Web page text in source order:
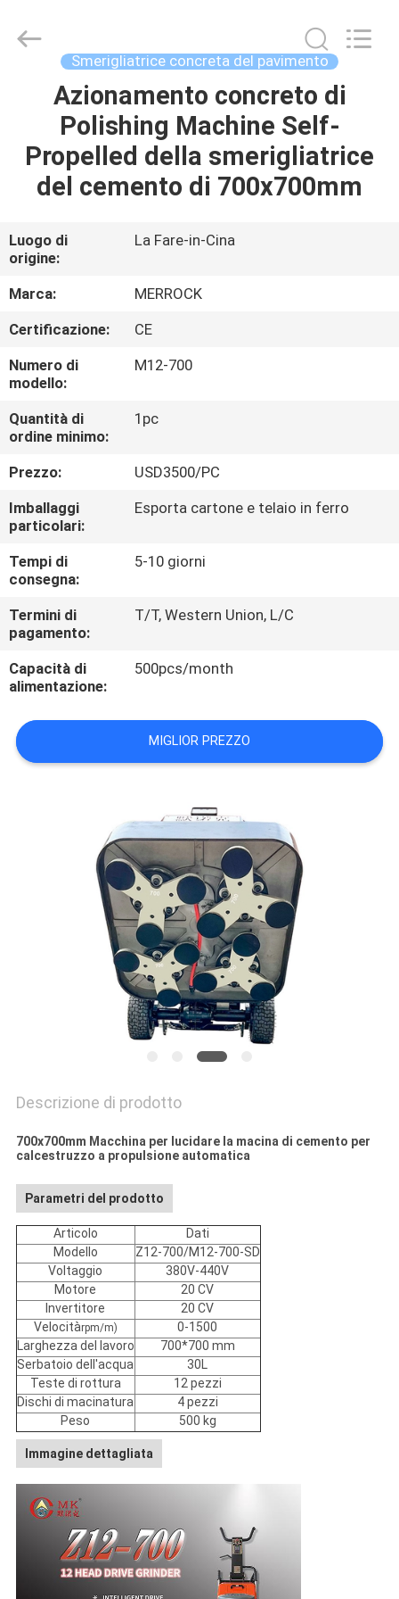
CASA
PRODOTTI
NOI
GIRO
DELLA
FABBRICA
CONTROLLO
DI
QUALITÀ
CONTATTICI
NOTIZIE
MAPPA
DEL
PRIVACY
Merrock
Industry
Smerigliatrice concreta del pavimento
Azionamento concreto di
Polishing Machine Self-
Propelled della smerigliatrice
del cemento di 700x700mm
Luogo di
origine:
La Fare-in-Cina
Marca:
MERROCK
Certificazione:
CE
Numero di
modello:
M12-700
Quantità di
ordine minimo:
1pc
Prezzo:
USD3500/PC
Imballaggi
particolari:
Esporta cartone e telaio in ferro
Tempi di
consegna:
5-10 giorni
Termini di
pagamento:
T/T, Western Union, L/C
Capacità di
alimentazione:
500pcs/month
MIGLIOR PREZZO
Descrizione di prodotto
700x700mm Macchina per lucidare la macina di cemento per
calcestruzzo a propulsione automatica
Parametri del prodotto
Articolo
Dati
Modello
Z12-700/M12-700-SD
Voltaggio
380V-440V
Motore
20 CV
Invertitore
20 CV
Velocitàrpm/m)
0-1500
Larghezza del lavoro
700*700 mm
Serbatoio dell'acqua
30L
Teste di rottura
12 pezzi
Dischi di macinatura
4 pezzi
Peso
500 kg
Immagine dettagliata